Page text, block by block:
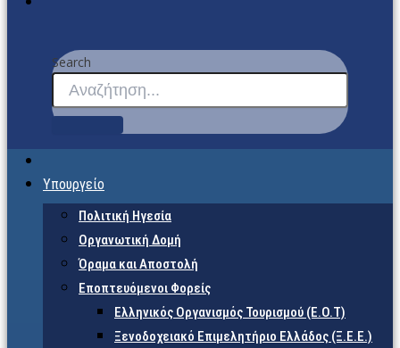
Search
Υπουργείο
Πολιτική Ηγεσία
Οργανωτική Δομή
Όραμα και Αποστολή
Εποπτευόμενοι Φορείς
Eλληνικός Οργανισμός Τουρισμού (Ε.Ο.Τ)
Ξενοδοχειακό Επιμελητήριο Ελλάδος (Ξ.Ε.Ε.)